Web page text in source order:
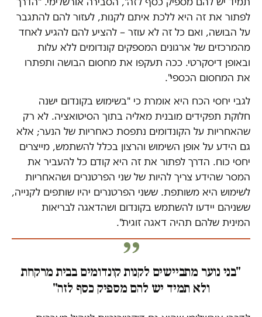
לפתור את זה היא ללכת איתם לקנות, לעזור להם להתגבר
על הבושה, ואם כל זה לא עוזר – להציע להם להגיע לאחד
מהמרכזים של ארגונים המספקים קונדומים ללא עלות
ובאופן דיסקרטי. ככה תעקפו את מחסום הבושה ותפתרו
את המחסום הכספי".
לגבי יחסי הכח היא אומרת כי "בשימוש בקונדום ישנה
חלוקת תפקידים מובנית מאליה בתוך הסיטואציה. לא רק
שהאחריות על הקונדומים נתפסת כאחריות של הנער; אלא
גם הידע על אופן השימוש והרצון בכלל להשתמש, מייצרים
יחסי כוח. הדרך לפתור את זה היא קודם כל להעביר את
המסר שהידע צריך להיות של שני הפרטנרים ושהאחריות
לשימוש היא משותפת. ששני הפרטנרים יהיו שותפים לקנייה,
ששניהם יידעו להשתמש בקונדום ושהדאגה לבריאות
המינית שלהם תהיה דאגה זוגית".
"בני נוער מתביישים לקנות קונדומים בבית מרקחת
ולא תמיד יש להם מספיק כסף לזה"